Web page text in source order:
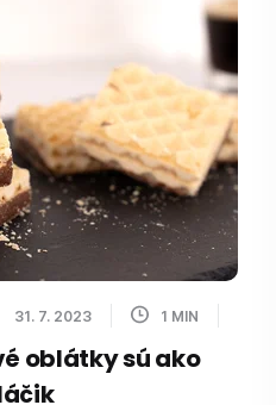
31. 7. 2023 1 MIN
oblátky sú ako